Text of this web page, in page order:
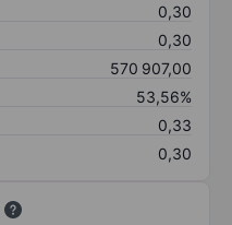
0,30
0,30
570 907,00
53,56%
0,33
0,30